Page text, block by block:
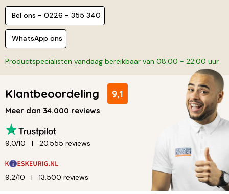
Bel ons - 0226 - 355 340
WhatsApp ons
Productspecialisten vandaag bereikbaar van 08:00 - 22:00 uur
Klantbeoordeling 9,1
Meer dan 34.000 reviews
9,0/10 20.555 reviews
9,2/10 13.500 reviews